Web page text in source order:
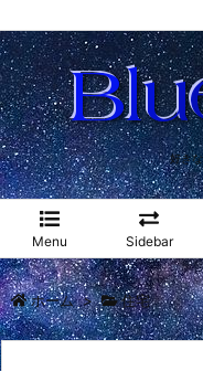
好き
Menu Sidebar
ホーム > 住宅